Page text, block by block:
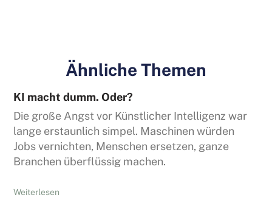
Ähnliche Themen
KI macht dumm. Oder?
Die große Angst vor Künstlicher Intelligenz war
lange erstaunlich simpel. Maschinen würden
Jobs vernichten, Menschen ersetzen, ganze
Branchen überflüssig machen.
Weiterlesen